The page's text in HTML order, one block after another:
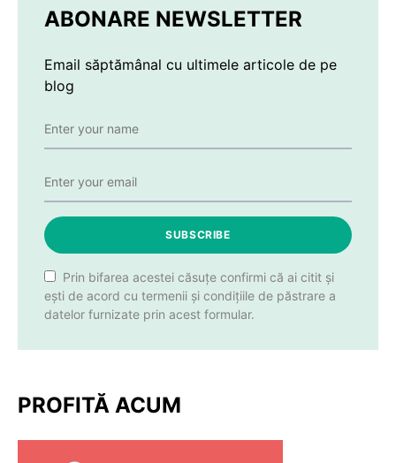
ABONARE NEWSLETTER
Email săptămânal cu ultimele articole de pe
blog
SUBSCRIBE
Prin bifarea acestei căsuțe confirmi că ai citit și
ești de acord cu termenii și condițiile de păstrare a
datelor furnizate prin acest formular.
PROFITĂ ACUM